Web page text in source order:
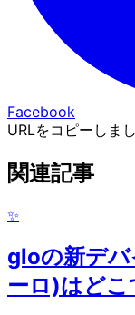
Facebook
URLをコピーしま
関連記事
✨
gloの新デ
ーロ)はどこ